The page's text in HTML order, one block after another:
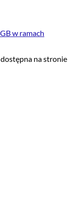
w ramach
na stronie